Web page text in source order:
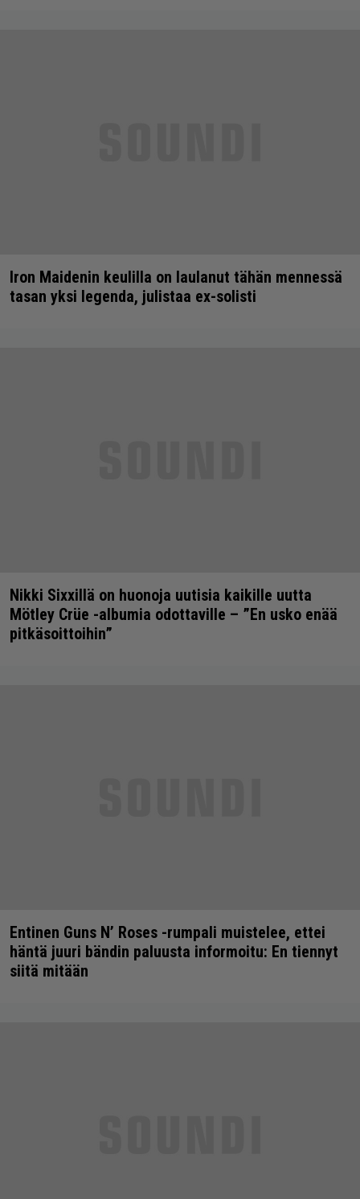
Iron Maidenin keulilla on laulanut tähän mennessä
tasan yksi legenda, julistaa ex-solisti
Nikki Sixxillä on huonoja uutisia kaikille uutta
Mötley Crüe -albumia odottaville – ”En usko enää
pitkäsoittoihin”
Entinen Guns N’ Roses -rumpali muistelee, ettei
häntä juuri bändin paluusta informoitu: En tiennyt
siitä mitään